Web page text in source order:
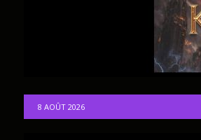
8 AOÛT 2026